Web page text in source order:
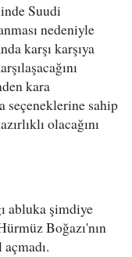
Suudi
nedeniyle
karşı karşıya
kara
seçeneklerine sahip
olacağını
abluka şimdiye
Boğazı'nın